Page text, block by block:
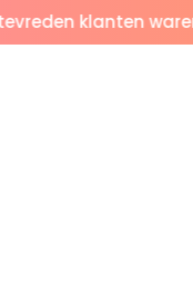
klanten waren